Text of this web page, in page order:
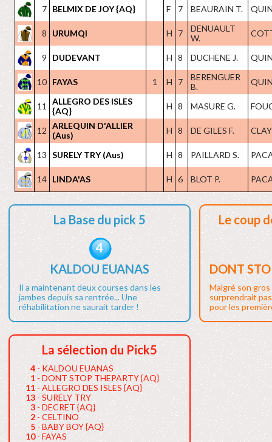
7 BELMIX DE JOY {AQ} F 7 BEAURAIN T.
8 URUMQI H 7
DENUAULT
W.
9 DUDEVANT H 8 DUCHENE J.
10 FAYAS 1 H 7
BERENGUER
B.
11
ALLEGRO DES ISLES
{AQ}
H 8 MASURE G.
12 ARLEQUIN D'ALLIER
(Aus)
H 8 DE GILES F.
13 SURELY TRY (Aus) H 8 PAILLARD S.
14 LINDA'AS H 6 BLOT P.
La Base du pick 5
4
KALDOU EUANAS
Il a maintenant deux courses dans les
jambes depuis sa rentrée... Une
réhabilitation ne saurait tarder !
Le coup
DONT
Malgré son
surprendrait
pour les
La sélection du Pick5
4- KALDOU EUANAS
1- DONT STOP THEPARTY {AQ}
11- ALLEGRO DES ISLES {AQ}
13- SURELY TRY
3- DECRET {AQ}
2- CELTINO
5- BABY BOY {AQ}
10- FAYAS